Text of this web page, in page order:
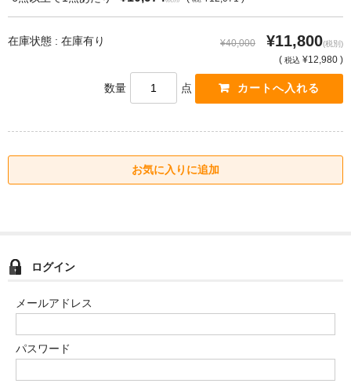
在庫状態 : 在庫有り ¥40,000 ¥11,800(税別)
( 税込 ¥12,980 )
数量 点
ログイン
メールアドレス
パスワード